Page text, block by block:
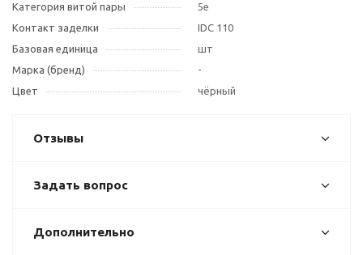
Категория витой пары
5e
Контакт заделки
IDC 110
Базовая единица
шт
Марка (бренд)
-
Цвет
чёрный
Отзывы
Задать вопрос
Дополнительно